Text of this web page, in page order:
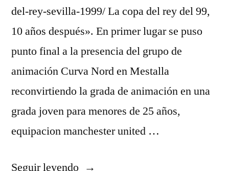
del-rey-sevilla-1999/ La copa del rey del 99,
10 años después». En primer lugar se puso
punto final a la presencia del grupo de
animación Curva Nord en Mestalla
reconvirtiendo la grada de animación en una
grada joven para menores de 25 años,
equipacion manchester united …
Seguir leyendo«las